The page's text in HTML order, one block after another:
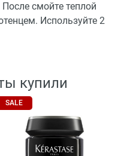
смойте теплой
Используйте 2
купили
SALE